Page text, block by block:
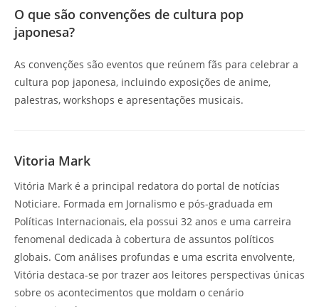
O que são convenções de cultura pop
japonesa?
As convenções são eventos que reúnem fãs para celebrar a
cultura pop japonesa, incluindo exposições de anime,
palestras, workshops e apresentações musicais.
Vitoria Mark
Vitória Mark é a principal redatora do portal de notícias
Noticiare. Formada em Jornalismo e pós-graduada em
Políticas Internacionais, ela possui 32 anos e uma carreira
fenomenal dedicada à cobertura de assuntos políticos
globais. Com análises profundas e uma escrita envolvente,
Vitória destaca-se por trazer aos leitores perspectivas únicas
sobre os acontecimentos que moldam o cenário